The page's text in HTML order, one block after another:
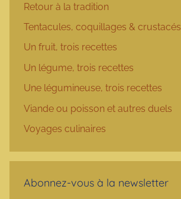
Retour à la tradition
Tentacules, coquillages & crustacés
Un fruit, trois recettes
Un légume, trois recettes
Une légumineuse, trois recettes
Viande ou poisson et autres duels
Voyages culinaires
Abonnez-vous à la newsletter